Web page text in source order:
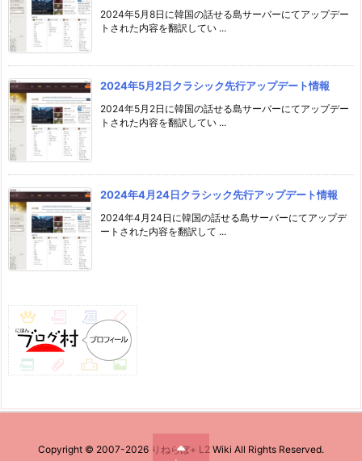
2024年5月8日に韓国の話せる島サーバーにてアップデー
トされた内容を翻訳してい ...
2024年5月2日クラシック先行アップデート情報
2024年5月2日に韓国の話せる島サーバーにてアップデー
トされた内容を翻訳してい ...
2024年4月24日クラシック先行アップデート情報
2024年4月24日に韓国の話せる島サーバーにてアップデ
ートされた内容を翻訳して ...
Copyright © 2007-2026 りねらぼ+ L2 Wiki All Rights Reserved.